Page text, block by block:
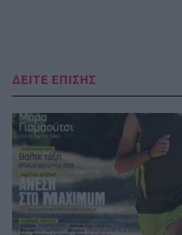
ΔΕΙΤΕ ΕΠΙΣΗΣ